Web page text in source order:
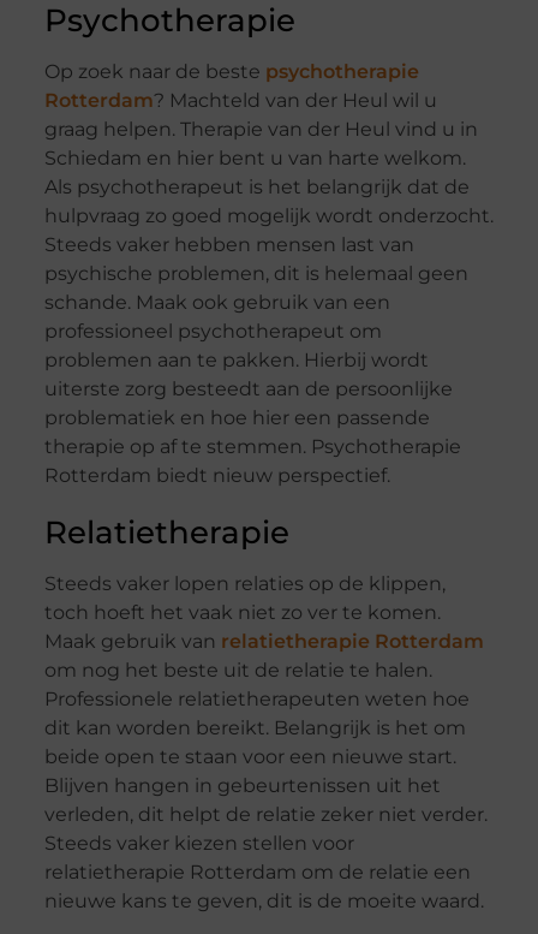
Psychotherapie
Op zoek naar de beste psychotherapie
Rotterdam? Machteld van der Heul wil u
graag helpen. Therapie van der Heul vind u in
Schiedam en hier bent u van harte welkom.
Als psychotherapeut is het belangrijk dat de
hulpvraag zo goed mogelijk wordt onderzocht.
Steeds vaker hebben mensen last van
psychische problemen, dit is helemaal geen
schande. Maak ook gebruik van een
professioneel psychotherapeut om
problemen aan te pakken. Hierbij wordt
uiterste zorg besteedt aan de persoonlijke
problematiek en hoe hier een passende
therapie op af te stemmen. Psychotherapie
Rotterdam biedt nieuw perspectief.
Relatietherapie
Steeds vaker lopen relaties op de klippen,
toch hoeft het vaak niet zo ver te komen.
Maak gebruik van relatietherapie Rotterdam
om nog het beste uit de relatie te halen.
Professionele relatietherapeuten weten hoe
dit kan worden bereikt. Belangrijk is het om
beide open te staan voor een nieuwe start.
Blijven hangen in gebeurtenissen uit het
verleden, dit helpt de relatie zeker niet verder.
Steeds vaker kiezen stellen voor
relatietherapie Rotterdam om de relatie een
nieuwe kans te geven, dit is de moeite waard.